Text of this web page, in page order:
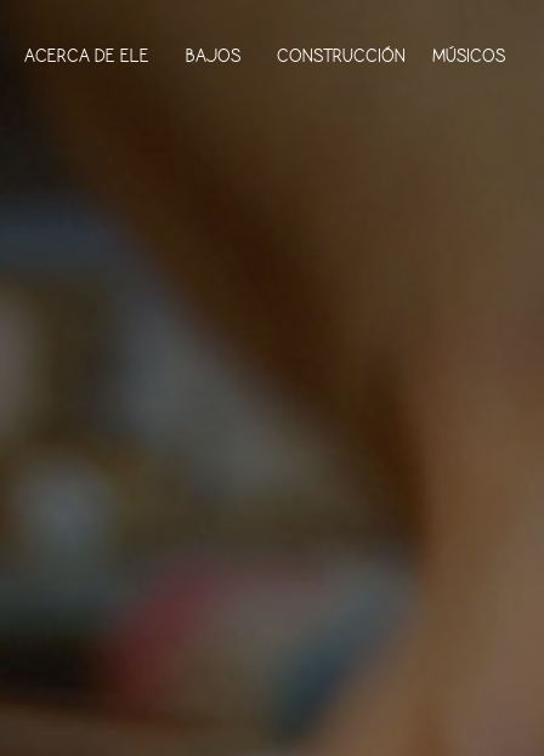
ACERCA DE ELE BAJOS CONSTRUCCIÓN MÚSICOS